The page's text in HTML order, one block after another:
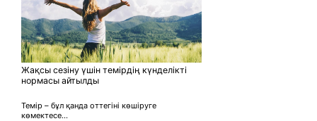
Жақсы сезіну үшін темірдің күнделікті
нормасы айтылды
Темір – бұл қанда оттегіні көшіруге
көмектесе...